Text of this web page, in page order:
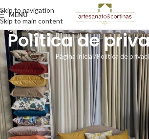
Skip to navigation
Skip to main content
MENU
Política de
Página inicial Política de
Quem somos
O endereço do nosso site é: http://wordpress-
Comentários